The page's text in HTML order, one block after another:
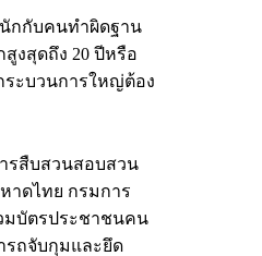
กกับคนทำผิดฐาน
งสุดถึง 20 ปีหรือ
ระบวนการใหญ่ต้อง
รสืบสวนสอบสวน
าดไทย กรมการ
มบัตรประชาชนคน
รถจับกุมและยึด